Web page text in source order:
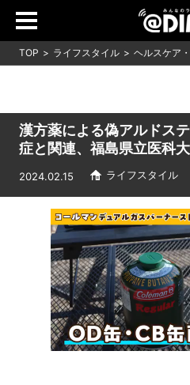
TOP ライフスタイル ヘルスケア
漢方薬による偽アルドス
症と関連、福島県立医科
2024.02.15 ライフスタイル